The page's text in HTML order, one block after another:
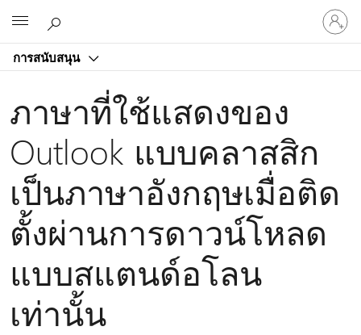
การสนับสนุน
ลงชื่อ
เข้า
บัญชี
ภาษาที่ใช้แสดงของ
Outlook แบบคลาสสิก
เป็นภาษาอังกฤษเมื่อติด
ตั้งผ่านการดาวน์โหลด
แบบสแตนด์อโลน
เท่านั้น